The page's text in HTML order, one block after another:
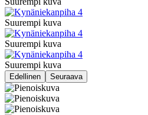
Suurempi kuva
Suurempi kuva
Suurempi kuva
Edellinen Seuraava